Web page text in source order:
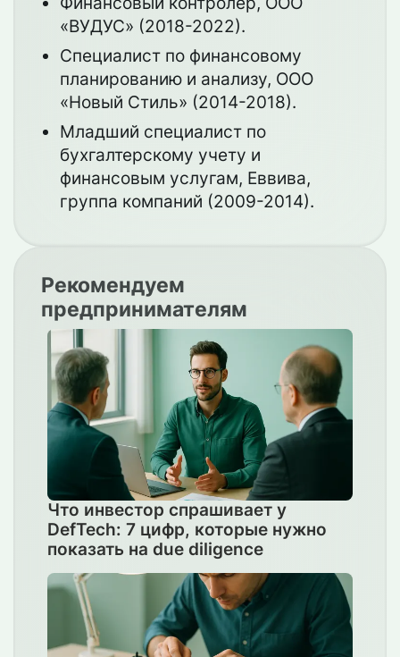
«ВУДУС» (2018-2022).
Специалист по финансовому
планированию и анализу, ООО
«Новый Стиль» (2014-2018).
Младший специалист по
бухгалтерскому учету и
финансовым услугам, Еввива,
группа компаний (2009-2014).
Рекомендуем
предпринимателям
Что инвестор спрашивает у
DefTech: 7 цифр, которые нужно
показать на due diligence